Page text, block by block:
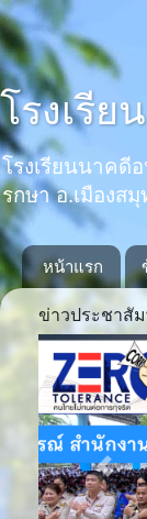
โรงเรี
โรงเรียนนาคดี
รกษา อ.เมืองส
หน้าแรก
ข่าวประชาสั